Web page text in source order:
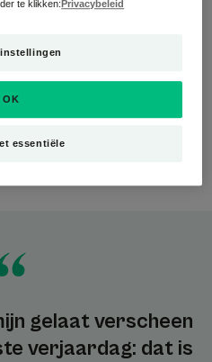
abnormale reactie van de
of andere triggers (gekruid
roken). Ten slotte kan het
overmatige aanwezigheid
is op de huid van het
gelaat verscheen
verjaardag: dat is
te klikken: Privacybeleid
essentiële
OK